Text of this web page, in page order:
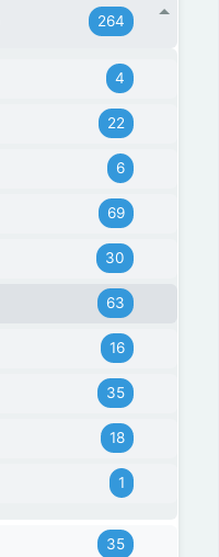
264
4
22
6
69
30
63
16
35
18
1
35